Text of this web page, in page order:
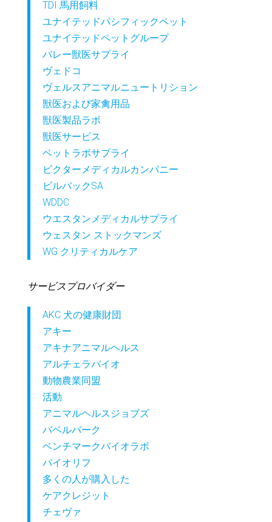
TDI 馬用飼料
ユナイテッドパシフィックペット
ユナイテッドペットグループ
バレー獣医サプライ
ヴェドコ
ヴェルスアニマルニュートリション
獣医および家禽用品
獣医製品ラボ
獣医サービス
ベットラボサプライ
ビクターメディカルカンパニー
ビルバックSA
WDDC
ウエスタンメディカルサプライ
ウェスタン ストックマンズ
WG クリティカルケア
サービスプロバイダー
AKC 犬の健康財団
アキー
アキナアニマルヘルス
アルチェラバイオ
動物農業同盟
活動
アニマルヘルスジョブズ
バベルバーク
ベンチマークバイオラボ
バイオリフ
多くの人が購入した
ケアクレジット
チェヴァ